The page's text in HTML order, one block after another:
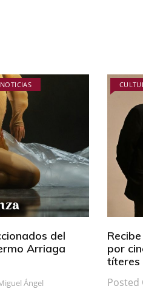
del
Arriaga
Ángel
por
títeres
Posted